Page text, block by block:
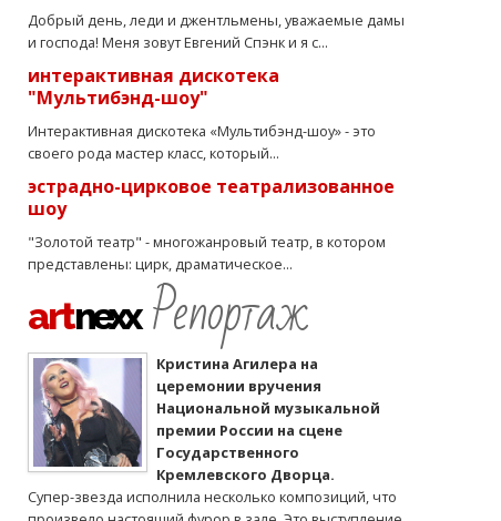
Добрый день, леди и джентльмены, уважаемые дамы
и господа! Меня зовут Евгений Спэнк и я с...
интерактивная дискотека
"Мультибэнд-шоу"
Интерактивная дискотека «Мультибэнд-шоу» - это
своего рода мастер класс, который...
эстрадно-цирковое театрализованное
шоу
"Золотой театр" - многожанровый театр, в котором
представлены: цирк, драматическое...
artnexx Репортаж
Кристина Агилера на
церемонии вручения
Национальной музыкальной
премии России на сцене
Государственного
Кремлевского Дворца.
Супер-звезда исполнила несколько композиций, что